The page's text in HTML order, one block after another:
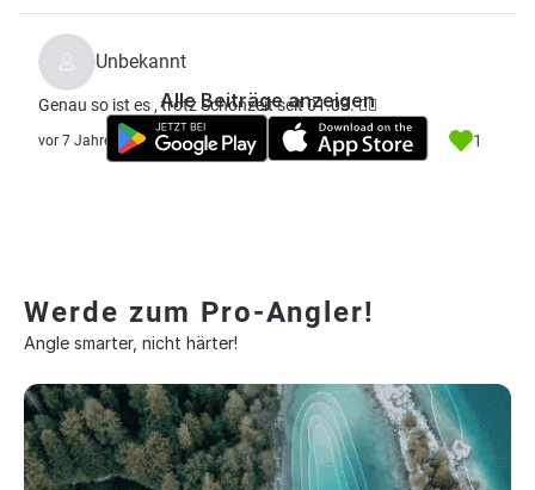
Unbekannt
Genau so ist es , trotz Schonzeit seit 01.03. 👍🏼
vor 7 Jahre 1
Alle Beiträge anzeigen
Werde zum Pro-Angler!
Angle smarter, nicht härter!